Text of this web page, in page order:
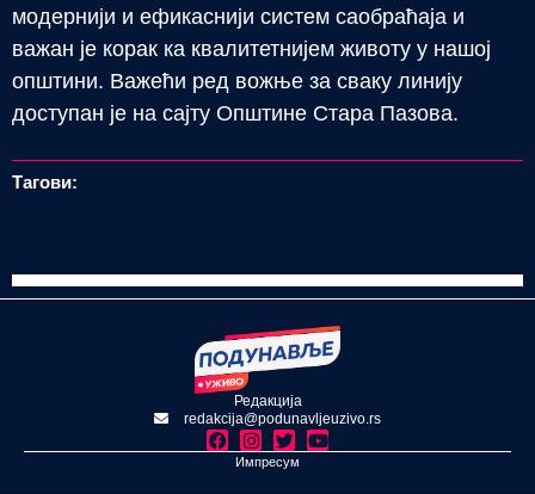
модернији и ефикаснији систем саобраћаја и
важан је корак ка квалитетнијем животу у нашој
општини. Важећи ред вожње за сваку линију
доступан је на сајту Општине Стара Пазова.
Тагови:
Редакција
redakcija@podunavljeuzivo.rs
Импресум